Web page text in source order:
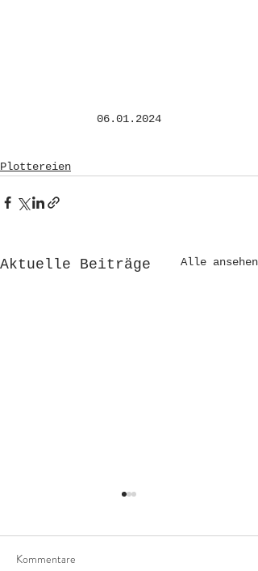
06.01.2024
Plottereien
Aktuelle Beiträge Alle ansehen
Kommentare